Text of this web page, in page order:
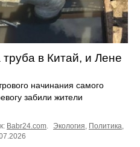
в Китай, и Лене
начинания самого
забили жители
Babr24.com Экология Политика